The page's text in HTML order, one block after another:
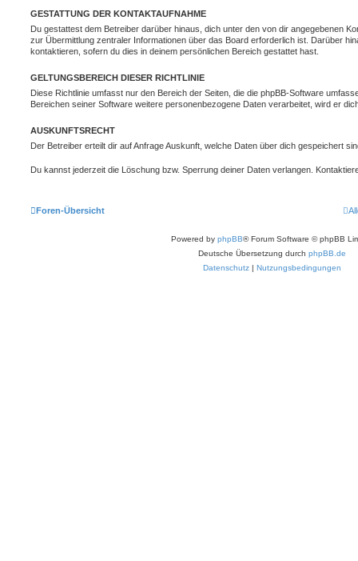
GESTATTUNG DER KONTAKTAUFNAHME
Du gestattest dem Betreiber darüber hinaus, dich unter den von dir angegebenen
zur Übermittlung zentraler Informationen über das Board erforderlich ist. Darüber
kontaktieren, sofern du dies in deinem persönlichen Bereich gestattet hast.
GELTUNGSBEREICH DIESER RICHTLINIE
Diese Richtlinie umfasst nur den Bereich der Seiten, die die phpBB-Software
Bereichen seiner Software weitere personenbezogene Daten verarbeitet, wird er
AUSKUNFTSRECHT
Der Betreiber erteilt dir auf Anfrage Auskunft, welche Daten über dich gespeichert
Du kannst jederzeit die Löschung bzw. Sperrung deiner Daten verlangen.
Foren-Übersicht
Powered by phpBB® Forum Software © phpBB
Deutsche Übersetzung durch phpBB.de
Datenschutz | Nutzungsbedingungen